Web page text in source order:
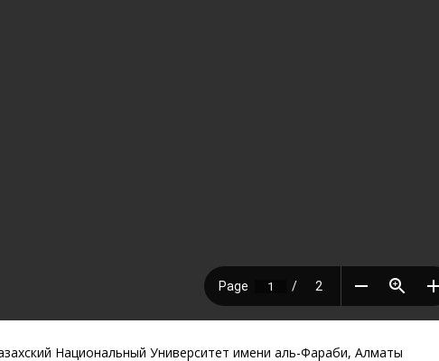
Национальный Университет имени аль-Фараби, Алматы